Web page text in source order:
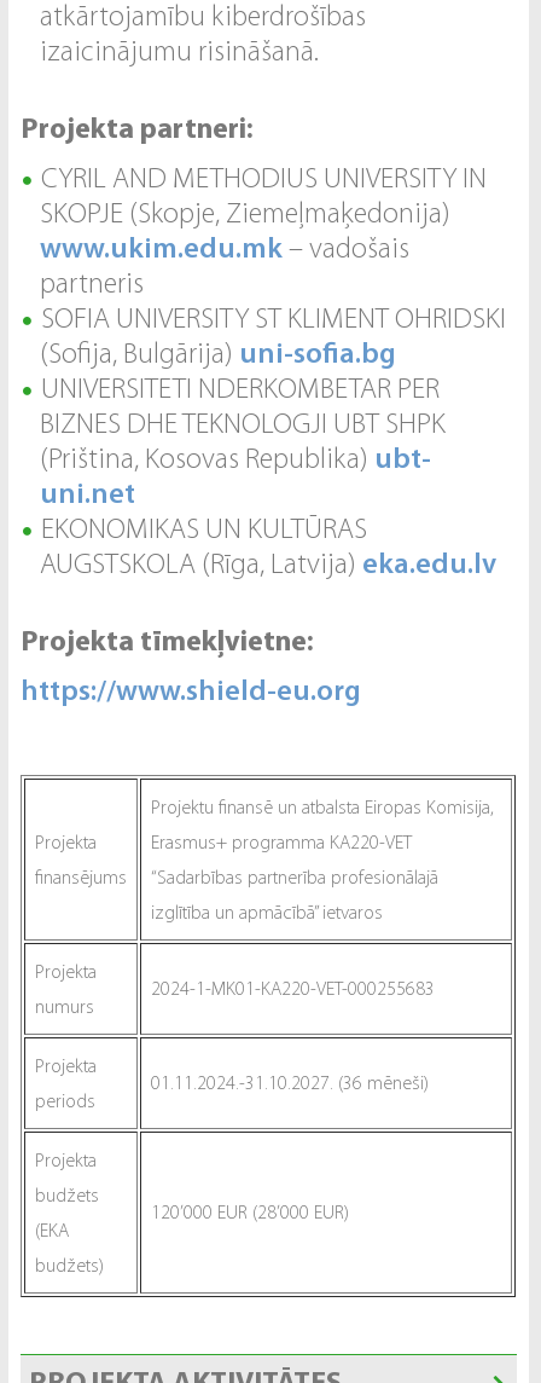
atkārtojamību kiberdrošības
izaicinājumu risināšanā.
Projekta partneri:
CYRIL AND METHODIUS UNIVERSITY IN
SKOPJE (Skopje, Ziemeļmaķedonija)
www.ukim.edu.mk – vadošais
partneris
SOFIA UNIVERSITY ST KLIMENT OHRIDSKI
(Sofija, Bulgārija) uni-sofia.bg
UNIVERSITETI NDERKOMBETAR PER
BIZNES DHE TEKNOLOGJI UBT SHPK
(Priština, Kosovas Republika) ubt-
uni.net
EKONOMIKAS UN KULTŪRAS
AUGSTSKOLA (Rīga, Latvija) eka.edu.lv
Projekta tīmekļvietne:
https://www.shield-eu.org
Projekta
finansējums
Projektu finansē un atbalsta Eiropas Komisija,
Erasmus+ programma KA220-VET
“Sadarbības partnerība profesionālajā
izglītība un apmācībā” ietvaros
Projekta
numurs
2024-1-MK01-KA220-VET-000255683
Projekta
periods
01.11.2024.-31.10.2027. (36 mēneši)
Projekta
budžets
(EKA
budžets)
120’000 EUR (28’000 EUR)